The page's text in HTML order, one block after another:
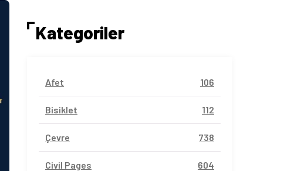
Kategoriler
Afet 106
Bisiklet 112
Çevre 738
Civil Pages 604